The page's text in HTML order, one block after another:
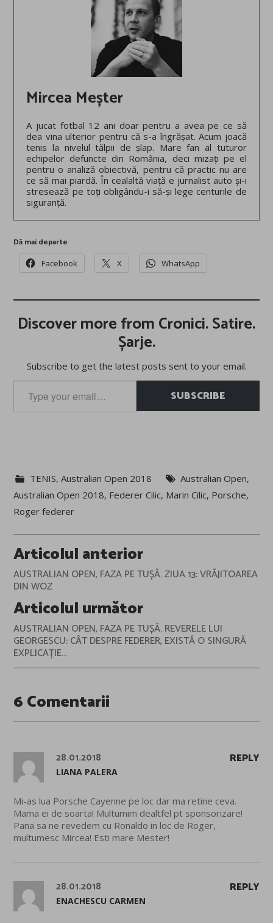
Mircea Meșter
A jucat fotbal 12 ani doar pentru a avea pe ce să
dea vina ulterior pentru că s-a îngrășat. Acum joacă
tenis la nivelul tălpii de șlap. Mare fan al tuturor
echipelor defuncte din România, deci mizați pe el
pentru o analiză obiectivă, pentru că practic nu are
ce să mai piardă. În cealaltă viață e jurnalist auto și-i
stresează pe toți obligându-i să-și lege centurile de
siguranță.
Dă mai departe
Facebook X WhatsApp
Discover more from Cronici. Satire.
Șarje.
Subscribe to get the latest posts sent to your email.
your
email…
SUBSCRIBE
TENIS,Australian Open 2018 Australian Open,
Australian Open 2018, Federer Cilic, Marin Cilic, Porsche,
Roger federer
Post
navigation
Articolul anterior
AUSTRALIAN OPEN, FAZA PE TUȘĂ. ZIUA 13: VRĂJITOAREA
DIN WOZ
Articolul următor
AUSTRALIAN OPEN, FAZA PE TUȘĂ. REVERELE LUI
GEORGESCU: CÂT DESPRE FEDERER, EXISTĂ O SINGURĂ
EXPLICAȚIE...
6 Comentarii
REPLY
28.01.2018
LIANA PALERA
Mi-as lua Porsche Cayenne pe loc dar ma retine ceva.
Mama ei de soarta! Multumim dealtfel pt sponsorizare!
Pana sa ne revedem cu Ronaldo in loc de Roger,
multumesc Mircea! Esti mare Mester!
REPLY
28.01.2018
ENACHESCU CARMEN